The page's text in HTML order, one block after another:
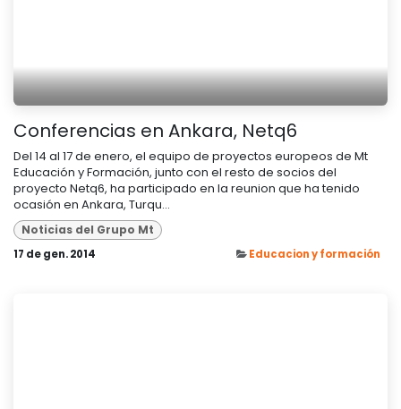
Conferencias en Ankara, Netq6
Del 14 al 17 de enero, el equipo de proyectos europeos de Mt
Educación y Formación, junto con el resto de socios del
proyecto Netq6, ha participado en la reunion que ha tenido
ocasión en Ankara, Turqu...
Noticias del Grupo Mt
17 de gen. 2014 Educacion y formación